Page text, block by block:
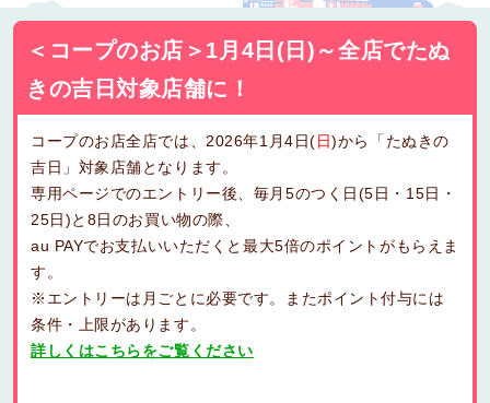
＜コープのお店＞1月4日(日)～全店でたぬ
きの吉日対象店舗に！
コープのお店全店では、2026年1月4日(日)から「たぬきの
吉日」対象店舗となります。
専用ページでのエントリー後、毎月5のつく日(5日・15日・
25日)と8日のお買い物の際、
au PAYでお支払いいただくと最大5倍のポイントがもらえま
す。
※エントリーは月ごとに必要です。またポイント付与には
条件・上限があります。
詳しくはこちらをご覧ください